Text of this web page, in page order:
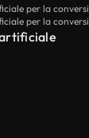
per la